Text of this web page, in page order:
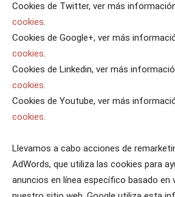
Cookies de Twitter, ver más
cookies.
Cookies de Google+, ver más
cookies.
Cookies de Linkedin, ver más
cookies.
Cookies de Youtube, ver más
cookies.
Llevamos a cabo acciones de
AdWords, que utiliza las cookies para
anuncios en línea específico basado en